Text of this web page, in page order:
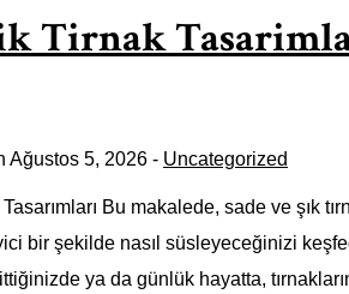
Tirnak
Ağustos 5, 2026 - Uncategorized
Bu makalede, sade ve şık
bir şekilde nasıl süsleyeceğinizi
ya da günlük hayatta,